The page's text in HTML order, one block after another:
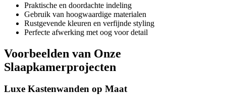
Praktische en doordachte indeling
Gebruik van hoogwaardige materialen
Rustgevende kleuren en verfijnde styling
Perfecte afwerking met oog voor detail
Voorbeelden van Onze
Slaapkamerprojecten
Luxe Kastenwanden op Maat